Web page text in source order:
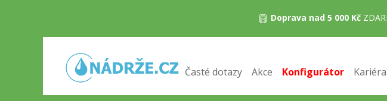
Doprava nad 5 000 Kč
Časté dotazy Akce Konfigurátor Kariéra
Dvouplášťová hranatá nádrž na dešťovou
Domů/Nádrže na dešťovou vodu